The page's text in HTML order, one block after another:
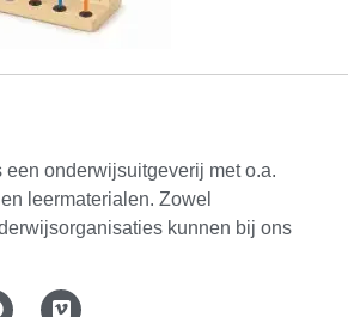
een onderwijsuitgeverij met o.a.
leermaterialen. Zowel
kunnen bij ons